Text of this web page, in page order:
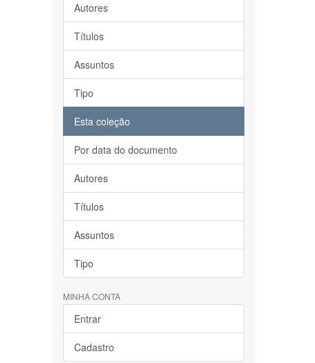
Autores
Títulos
Assuntos
Tipo
Esta coleção
Por data do documento
Autores
Títulos
Assuntos
Tipo
MINHA CONTA
Entrar
Cadastro